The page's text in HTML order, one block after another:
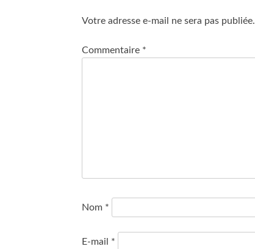
Votre adresse e-mail ne sera pas publiée.
Commentaire *
Nom *
E-mail *